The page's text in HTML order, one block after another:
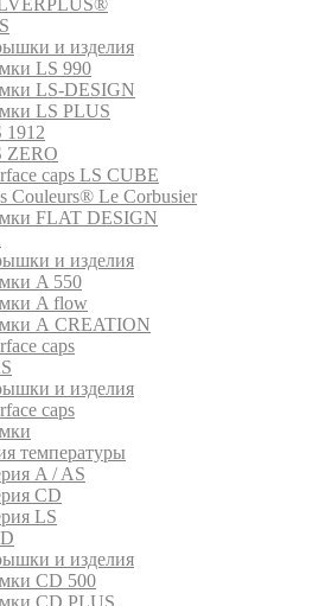
и изделия
LS 990
LS-DESIGN
LS PLUS
1912
ZERO
caps LS CUBE
Couleurs® Le Corbusier
FLAT DESIGN
и изделия
A 550
A flow
A CREATION
caps
и изделия
caps
температуры
A / AS
CD
LS
и изделия
CD 500
CD PLUS